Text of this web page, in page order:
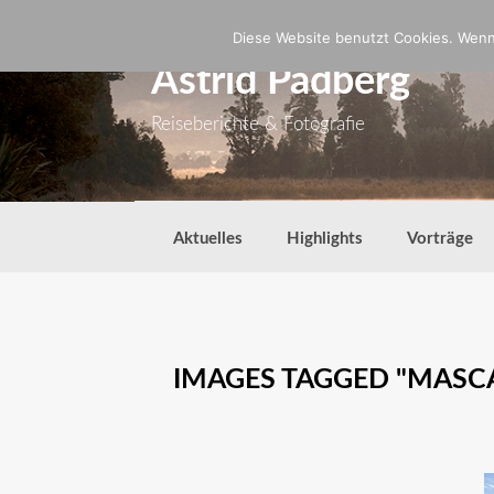
Astrid Padberg
Reiseberichte & Fotografie
Aktuelles Highlights Vorträge
IMAGES TAGGED
Diese Website benutzt Cookies.